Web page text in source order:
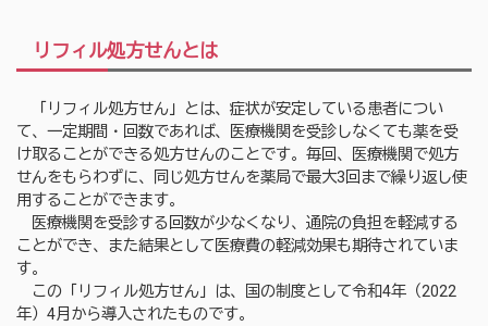
リフィル処方せんとは
「リフィル処方せん」とは、症状が安定している患者につい
て、一定期間・回数であれば、医療機関を受診しなくても薬を受
け取ることができる処方せんのことです。毎回、医療機関で処方
せんをもらわずに、同じ処方せんを薬局で最大3回まで繰り返し使
用することができます。
医療機関を受診する回数が少なくなり、通院の負担を軽減する
ことができ、また結果として医療費の軽減効果も期待されていま
す。
この「リフィル処方せん」は、国の制度として令和4年（2022
年）4月から導入されたものです。